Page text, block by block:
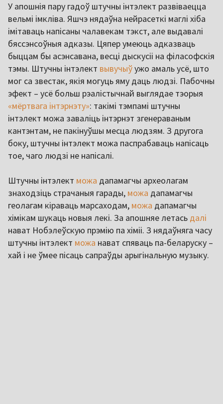
У апошнія пару гадоў штучны інтэлект развіваецца
вельмі імкліва. Яшчэ нядаўна нейрасеткі маглі хіба
імітаваць напісаны чалавекам тэкст, але выдавалі
бяссэнсоўныя адказы. Цяпер умеюць адказваць
быццам бы асэнсавана, весці дыскусіі на філасофскія
тэмы. Штучны інтэлект вывучыўужо амаль усё, што
мог са звестак, якія могуць яму даць людзі. Пабочны
эфект – усё больш рэалістычнай выглядае тэорыя
«мёртвага інтэрнэту»: такімі тэмпамі штучны
інтэлект можа заваліць інтэрнэт згенераваным
кантэнтам, не пакінуўшы месца людзям. З другога
боку, штучны інтэлект можа паспрабаваць напісаць
тое, чаго людзі не напісалі.
Штучны інтэлект можа дапамагчы археолагам
знаходзіць страчаныя гарады, можа дапамагчы
геолагам кіраваць марсаходам, можа дапамагчы
хімікам шукаць новыя лекі. За апошняе летась далі
нават Нобэлеўскую прэмію па хіміі. З нядаўняга часу
штучны інтэлект можа нават спяваць па-беларуску –
хай і не ўмее пісаць сапраўды арыгінальную музыку.